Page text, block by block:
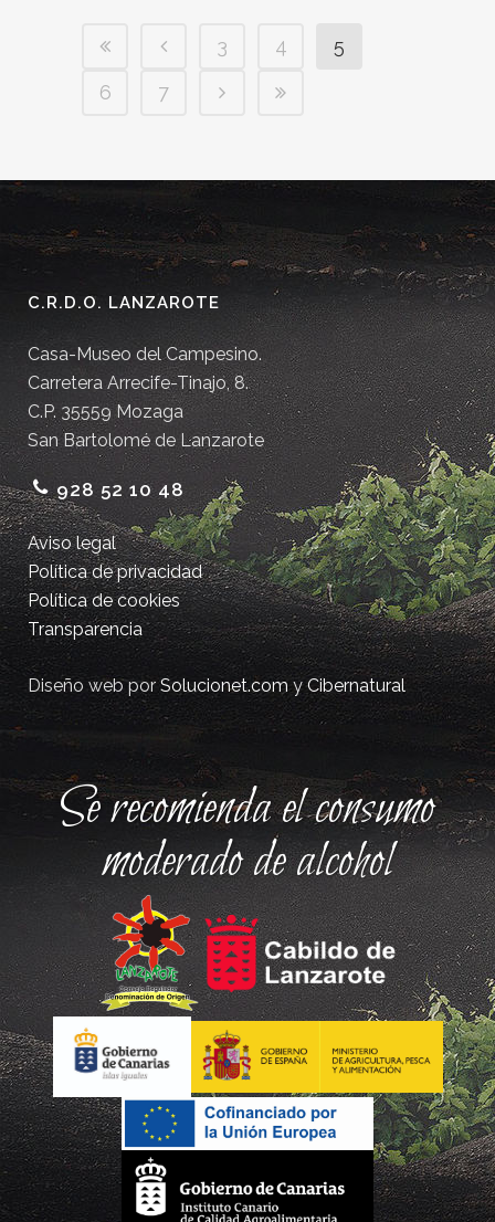
3 4
5
6
7
C.R.D.O. LANZAROTE
Casa-Museo del Campesino.
Carretera Arrecife-Tinajo, 8.
C.P. 35559 Mozaga
San Bartolomé de Lanzarote
928 52 10 48
Aviso legal
Política de privacidad
Política de cookies
Transparencia
Diseño web porSolucionet.comyCibernatural
Se recomienda el consumo
moderado de alcohol